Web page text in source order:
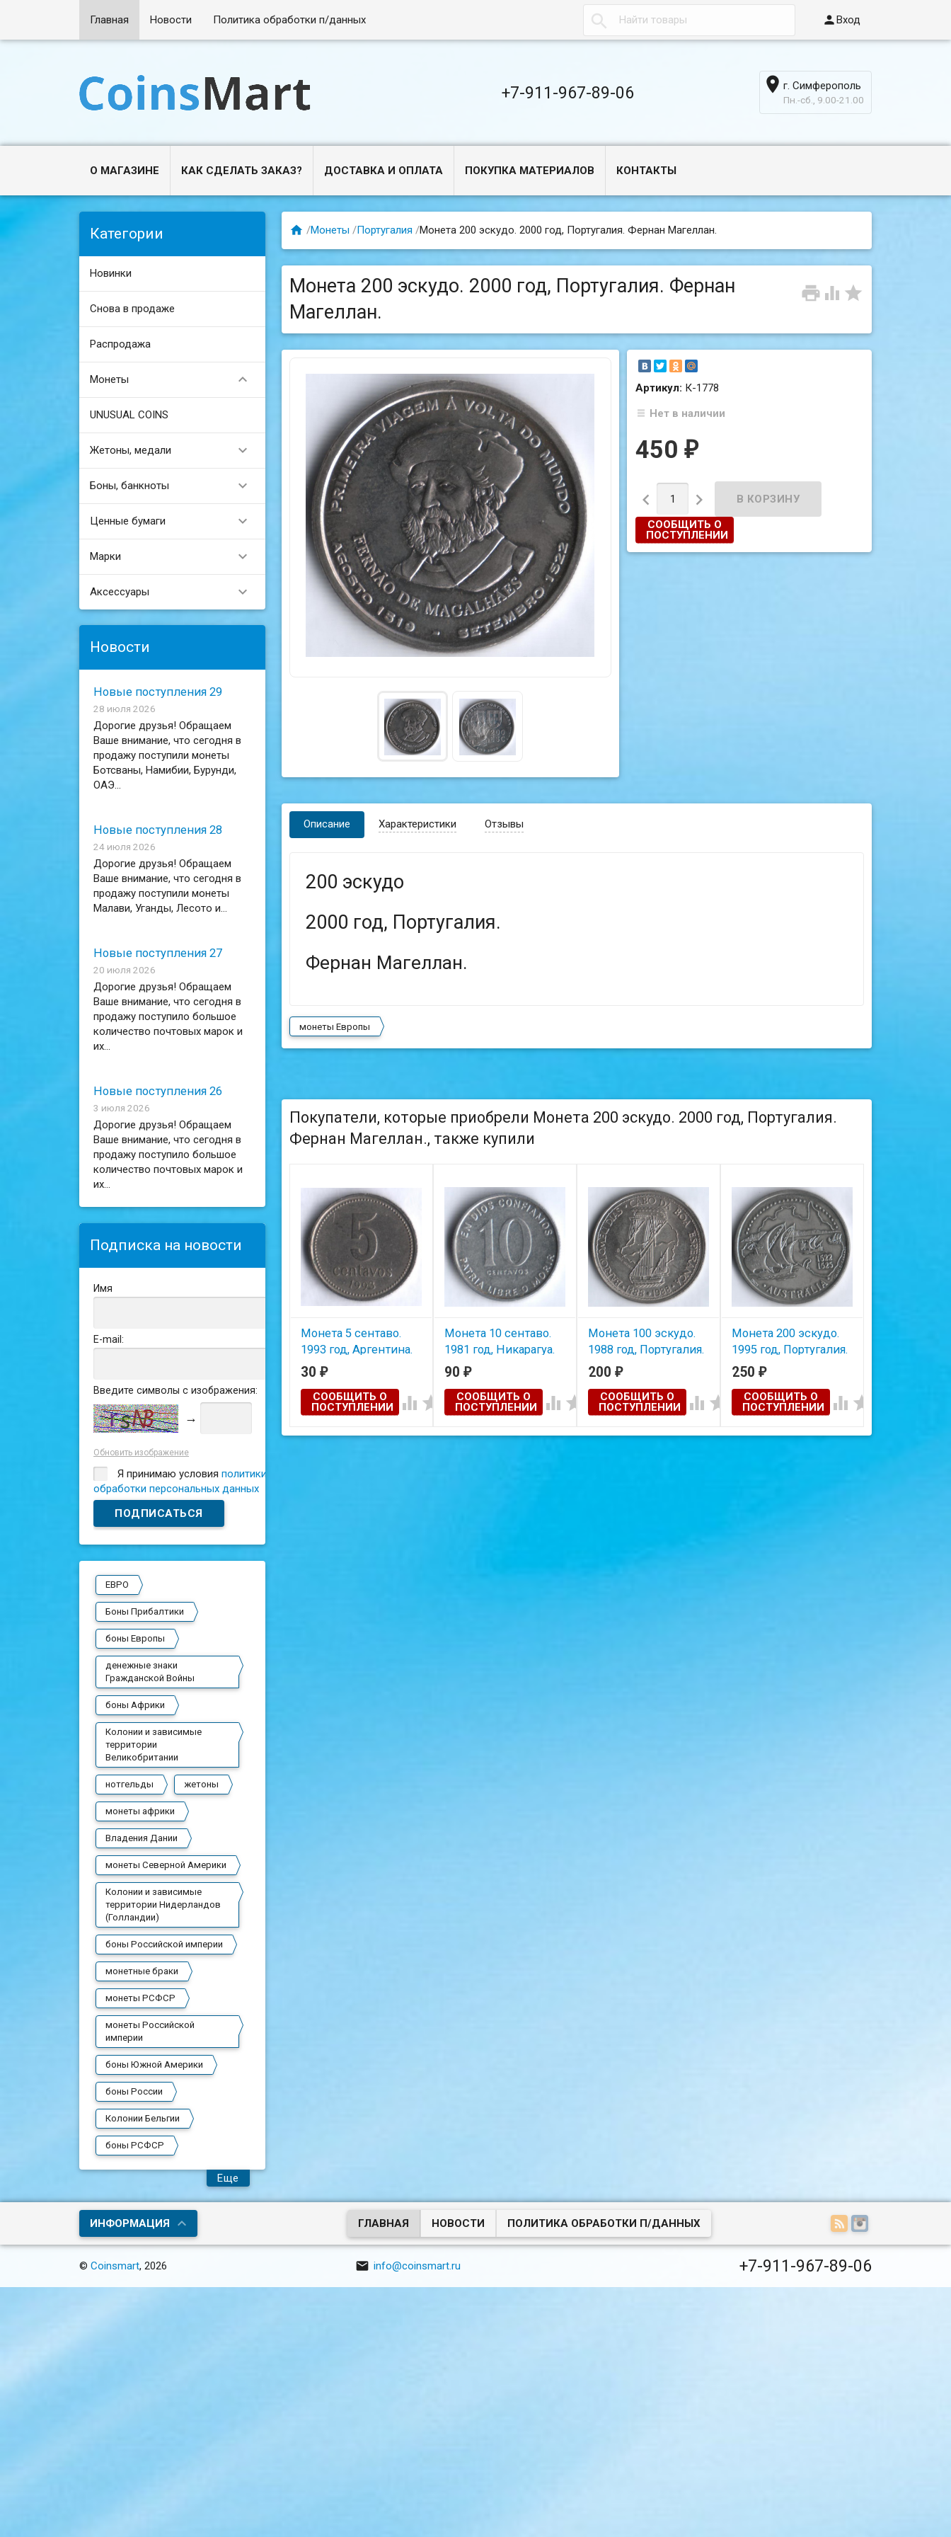
Главная Новости Политика обработки п/данных  Вход
+7-911-967-89-06  г. Симферополь
Пн.-сб., 9.00-21.00
О МАГАЗИНЕ КАК СДЕЛАТЬ ЗАКАЗ? ДОСТАВКА И ОПЛАТА ПОКУПКА МАТЕРИАЛОВ КОНТАКТЫ
Категории
Новинки
Снова в продаже
Распродажа
Монеты 
UNUSUAL COINS
Жетоны, медали 
Боны, банкноты 
Ценные бумаги 
Марки 
Аксессуары 
Новости
Новые поступления 29
28 июля 2026
Дорогие друзья! Обращаем
Ваше внимание, что сегодня в
продажу поступили монеты
Ботсваны, Намибии, Бурунди,
ОАЭ...
Новые поступления 28
24 июля 2026
Дорогие друзья! Обращаем
Ваше внимание, что сегодня в
продажу поступили монеты
Малави, Уганды, Лесото и...
Новые поступления 27
20 июля 2026
Дорогие друзья! Обращаем
Ваше внимание, что сегодня в
продажу поступило большое
количество почтовых марок и
их...
Новые поступления 26
3 июля 2026
Дорогие друзья! Обращаем
Ваше внимание, что сегодня в
продажу поступило большое
количество почтовых марок и
их...
Подписка на новости
Имя
E-mail:
Введите символы с изображения:
→
Обновить изображение
Я принимаю условияполитики
обработки персональных данных
ЕВРО
Боны Прибалтики
боны Европы
денежные знаки
Гражданской Войны
боны Африки
Колонии и зависимые
территории
Великобритании
нотгельды жетоны
монеты африки
Владения Дании
монеты Северной Америки
Колонии и зависимые
территории Нидерландов
(Голландии)
боны Российской империи
монетные браки
монеты РСФСР
монеты Российской
империи
боны Южной Америки
боны России
Колонии Бельгии
боны РСФСР
Еще
 /Монеты /Португалия /Монета 200 эскудо. 2000 год, Португалия. Фернан Магеллан.
  
Монета 200 эскудо. 2000 год, Португалия. Фернан
Магеллан.
Артикул: К-1778
Нет в наличии
450₽
 
СООБЩИТЬ О
ПОСТУПЛЕНИИ
Описание Характеристики Отзывы
200 эскудо
2000 год, Португалия.
Фернан Магеллан.
монеты Европы
Покупатели, которые приобрели Монета 200 эскудо. 2000 год, Португалия.
Фернан Магеллан., также купили
Монета 5 сентаво.
1993 год, Аргентина.
Тип I.
Состояние на скане.
30 ₽
СООБЩИТЬ О
ПОСТУПЛЕНИИ
 
Монета 10 сентаво.
1981 год, Никарагуа.
90 ₽
СООБЩИТЬ О
ПОСТУПЛЕНИИ
 
Монета 100 эскудо.
1988 год, Португалия.
Бартоломеу Диаш.
200 ₽
СООБЩИТЬ О
ПОСТУПЛЕНИИ
 
Монета 200 эскудо.
1995 год, Португалия.
Открытие Австралии.
250 ₽
СООБЩИТЬ О
ПОСТУПЛЕНИИ
 
ИНФОРМАЦИЯ ГЛАВНАЯ НОВОСТИ ПОЛИТИКА ОБРАБОТКИ П/ДАННЫХ
©Coinsmart, 2026  info@coinsmart.ru +7-911-967-89-06